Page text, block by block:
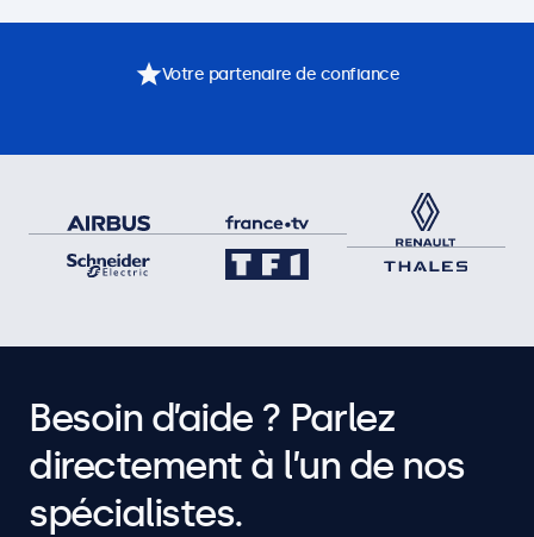
Votre partenaire de confiance
Besoin d’aide ? Parlez
directement à l’un de nos
spécialistes.